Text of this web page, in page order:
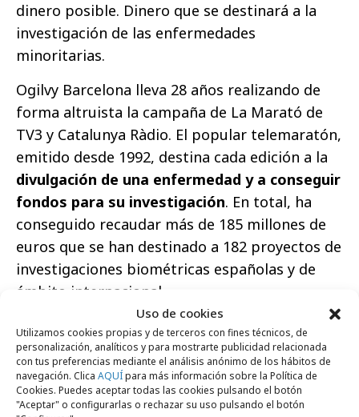
Uso de cookies
Utilizamos cookies propias y de terceros con fines técnicos, de
personalización, analíticos y para mostrarte publicidad relacionada
con tus preferencias mediante el análisis anónimo de los hábitos de
navegación. Clica AQUÍpara más información sobre la Política de
Cookies. Puedes aceptar todas las cookies pulsando el botón
"Aceptar" o configurarlas o rechazar su uso pulsando el botón
dinero posible. Dinero que se destinará a la
investigación de las enfermedades
minoritarias.
Ogilvy Barcelona lleva 28 años realizando de
forma altruista la campaña de La Marató de
TV3 y Catalunya Ràdio. El popular telemaratón,
emitido desde 1992, destina cada edición a la
divulgación de una enfermedad y a conseguir
fondos para su investigación. En total, ha
conseguido recaudar más de 185 millones de
euros que se han destinado a 182 proyectos de
investigaciones biométricas españolas y de
ámbito internacional.
https://youtu.be/rpd5iBTN2Gk